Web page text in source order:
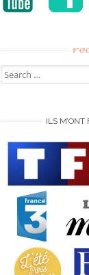
Search
for:
ILS M’ONT